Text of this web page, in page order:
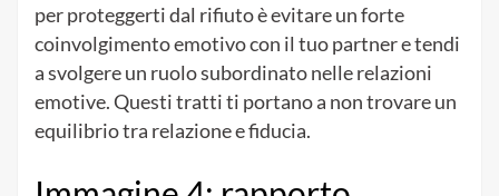
per proteggerti dal rifiuto è evitare un forte
coinvolgimento emotivo con il tuo partner e tendi
a svolgere un ruolo subordinato nelle relazioni
emotive. Questi tratti ti portano a non trovare un
equilibrio tra relazione e fiducia.